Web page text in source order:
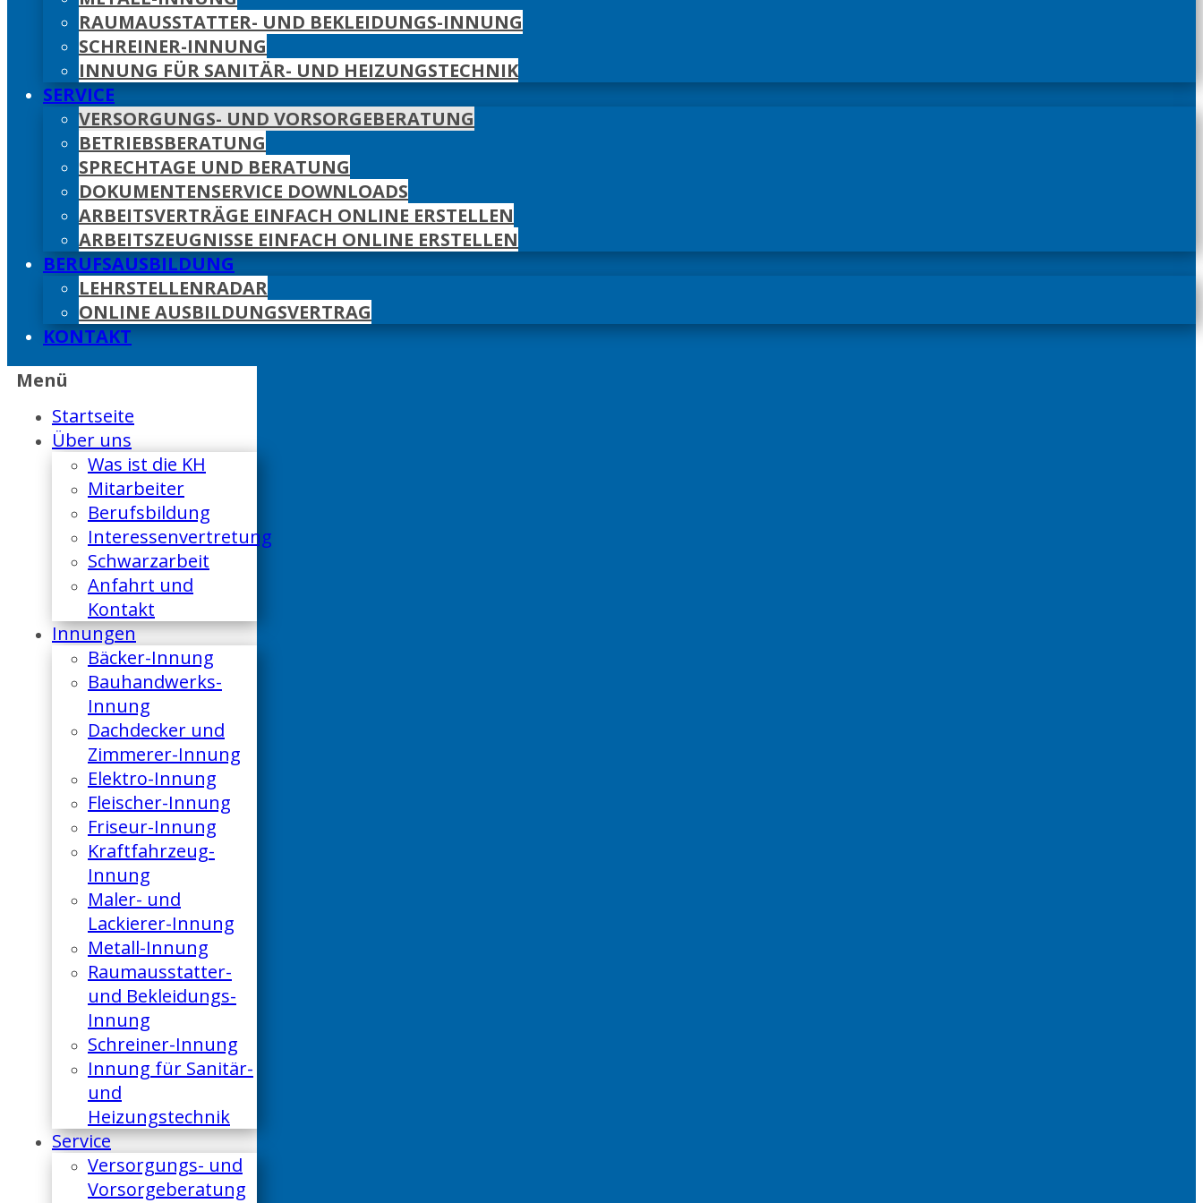
RAUMAUSSTATTER- UND BEKLEIDUNGS-INNUNG
SCHREINER-INNUNG
INNUNG FÜR SANITÄR- UND HEIZUNGSTECHNIK
SERVICE
VERSORGUNGS- UND VORSORGEBERATUNG
BETRIEBSBERATUNG
SPRECHTAGE UND BERATUNG
DOKUMENTENSERVICE DOWNLOADS
ARBEITSVERTRÄGE EINFACH ONLINE ERSTELLEN
ARBEITSZEUGNISSE EINFACH ONLINE ERSTELLEN
BERUFSAUSBILDUNG
LEHRSTELLENRADAR
ONLINE AUSBILDUNGSVERTRAG
KONTAKT
Menü
Startseite
Über uns
Was ist die KH
Mitarbeiter
Berufsbildung
Interessenvertretung
Schwarzarbeit
Anfahrt und
Kontakt
Innungen
Bäcker-Innung
Bauhandwerks-
Innung
Dachdecker und
Zimmerer-Innung
Elektro-Innung
Fleischer-Innung
Friseur-Innung
Kraftfahrzeug-
Innung
Maler- und
Lackierer-Innung
Metall-Innung
Raumausstatter-
und Bekleidungs-
Innung
Schreiner-Innung
Innung für Sanitär-
und
Heizungstechnik
Service
Versorgungs- und
Vorsorgeberatung